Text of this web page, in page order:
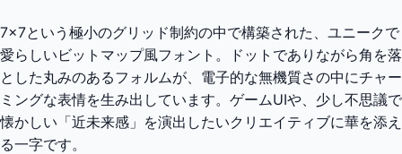
7×7という極小のグリッド制約の中で構築された、ユニークで
愛らしいビットマップ風フォント。ドットでありながら角を落
とした丸みのあるフォルムが、電子的な無機質さの中にチャー
ミングな表情を生み出しています。ゲームUIや、少し不思議で
懐かしい「近未来感」を演出したいクリエイティブに華を添え
る一字です。